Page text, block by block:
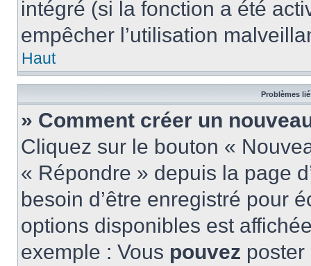
intégré (si la fonction a été
empêcher l’utilisation
Haut
Problèmes
» Comment créer un
Cliquez sur le bouton «
« Répondre » depuis la page
besoin d’être enregistré pour
options disponibles est
exemple : Vous pouvez